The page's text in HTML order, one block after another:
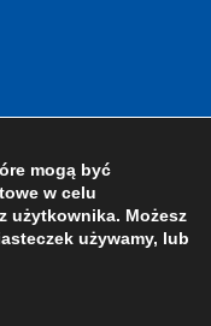
mogą być
w celu
użytkownika. Możesz
używamy, lub